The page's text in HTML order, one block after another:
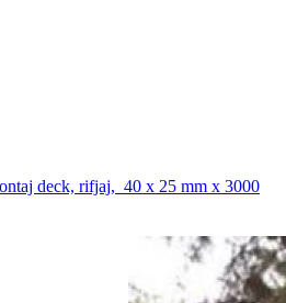
deck, rifjaj, 40 x 25 mm x 3000